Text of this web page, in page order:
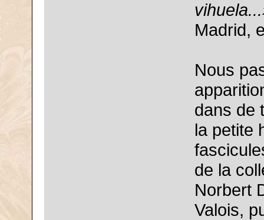
Madrid,
Nous
dans de
la petite
de la
Norbert
Valois,